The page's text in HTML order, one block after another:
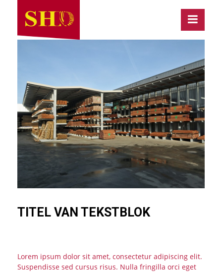
TITEL VAN TEKSTBLOK
Lorem ipsum dolor sit amet, consectetur adipiscing elit.
Suspendisse sed cursus risus. Nulla fringilla orci eget